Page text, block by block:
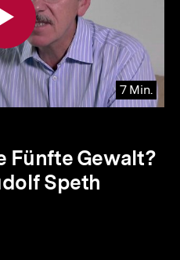
7 Min.
Fünfte Gewalt?
Speth